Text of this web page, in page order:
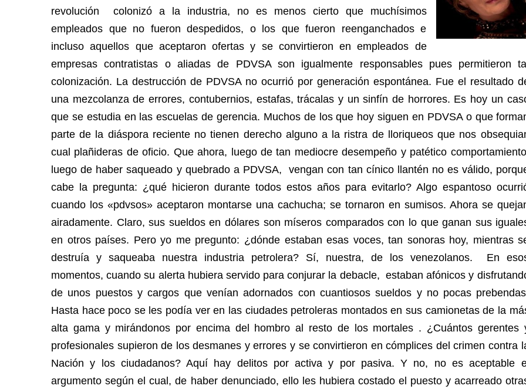
revolución colonizó a la industria, no es menos cierto que muchísimos
empleados que no fueron despedidos, o los que fueron reenganchados e
incluso aquellos que aceptaron ofertas y se convirtieron en empleados de
empresas contratistas o aliadas de PDVSA son igualmente responsables pues permitieron
colonización. La destrucción de PDVSA no ocurrió por generación espontánea. Fue el resultado
una mezcolanza de errores, contubernios, estafas, trácalas y un sinfín de horrores. Es hoy un
que se estudia en las escuelas de gerencia. Muchos de los que hoy siguen en PDVSA o que
parte de la diáspora reciente no tienen derecho alguno a la ristra de lloriqueos que nos
cual plañideras de oficio. Que ahora, luego de tan mediocre desempeño y patético
luego de haber saqueado y quebrado a PDVSA, vengan con tan cínico llantén no es válido,
cabe la pregunta: ¿qué hicieron durante todos estos años para evitarlo? Algo espantoso
cuando los «pdvsos» aceptaron montarse una cachucha; se tornaron en sumisos. Ahora se
airadamente. Claro, sus sueldos en dólares son míseros comparados con lo que ganan sus
en otros países. Pero yo me pregunto: ¿dónde estaban esas voces, tan sonoras hoy, mientras
destruía y saqueaba nuestra industria petrolera? Sí, nuestra, de los venezolanos. En
momentos, cuando su alerta hubiera servido para conjurar la debacle, estaban afónicos y
de unos puestos y cargos que venían adornados con cuantiosos sueldos y no pocas
Hasta hace poco se les podía ver en las ciudades petroleras montados en sus camionetas de la
alta gama y mirándonos por encima del hombro al resto de los mortales . ¿Cuántos gerentes
profesionales supieron de los desmanes y errores y se convirtieron en cómplices del crimen contra
Nación y los ciudadanos? Aquí hay delitos por activa y por pasiva. Y no, no es aceptable
argumento según el cual, de haber denunciado, ello les hubiera costado el puesto y acarreado